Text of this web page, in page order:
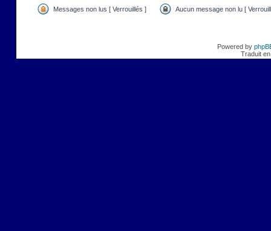
Messages non lus [ Verrouillés ] Aucun message non lu [
Powered by
Traduit